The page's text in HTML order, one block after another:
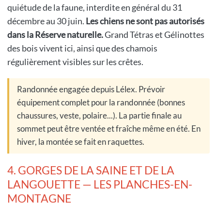
quiétude de la faune, interdite en général du 31
décembre au 30 juin. Les chiens ne sont pas autorisés
dans la Réserve naturelle.Grand Tétras et Gélinottes
des bois vivent ici, ainsi que des chamois
régulièrement visibles sur les crêtes.
Randonnée engagée depuis Lélex. Prévoir
équipement complet pour la randonnée (bonnes
chaussures, veste, polaire...). La partie finale au
sommet peut être ventée et fraîche même en été. En
hiver, la montée se fait en raquettes.
4. GORGES DE LA SAINE ET DE LA
LANGOUETTE — LES PLANCHES-EN-
MONTAGNE